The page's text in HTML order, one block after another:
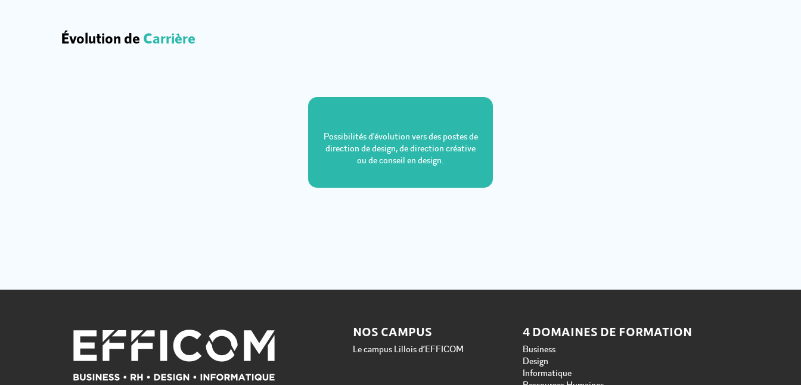
Évolution de Carrière
Possibilités d'évolution vers des postes de
direction de design, de direction créative
ou de conseil en design.
NOS CAMPUS
Le campus Lillois d’EFFICOM
4 DOMAINES DE FORMATION
Business
Design
Informatique